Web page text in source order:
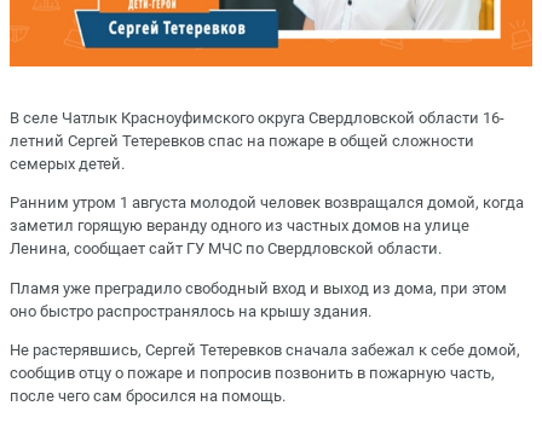
В селе Чатлык Красноуфимского округа Свердловской области 16-
летний Сергей Тетеревков спас на пожаре в общей сложности
семерых детей.
Ранним утром 1 августа молодой человек возвращался домой, когда
заметил горящую веранду одного из частных домов на улице
Ленина, сообщает сайт ГУ МЧС по Свердловской области.
Пламя уже преградило свободный вход и выход из дома, при этом
оно быстро распространялось на крышу здания.
Не растерявшись, Сергей Тетеревков сначала забежал к себе домой,
сообщив отцу о пожаре и попросив позвонить в пожарную часть,
после чего сам бросился на помощь.